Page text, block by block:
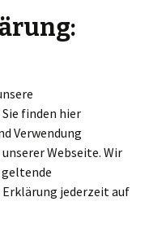
finden hier
Verwendung
Webseite. Wir
geltende
jederzeit auf